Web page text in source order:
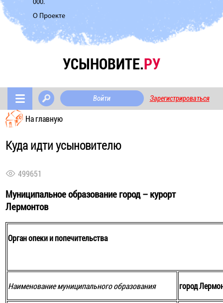
000.
О Проекте
УСЫНОВИТЕ.РУ
Войти Зарегистрироваться
На главную
Куда идти усыновителю
499651
Муниципальное образование город – курорт
Лермонтов
Орган опеки и попечительства
Наименование муниципального образования город